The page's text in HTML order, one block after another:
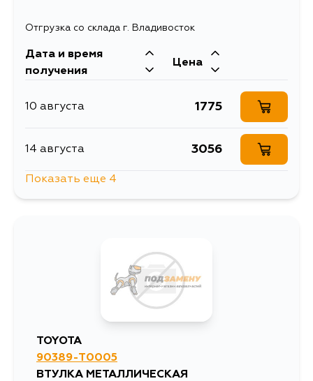
Отгрузка со склада г. Владивосток
Дата и время
получения
Цена
10 августа 1775
14 августа 3056
2711
3486
Показать еще 4
TOYOTA
90389-T0005
ВТУЛКА МЕТАЛЛИЧЕСКАЯ